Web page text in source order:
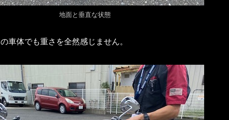
地面と垂直な状態
車体でも重さを全然感じません。